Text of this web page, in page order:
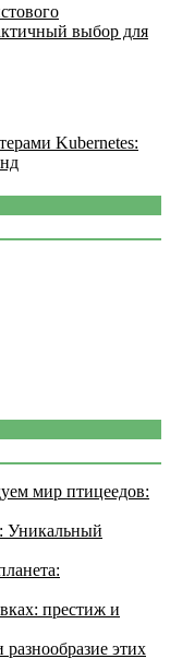
выбор для
Kubernetes:
мир птицеедов:
Уникальный
престиж и
этих